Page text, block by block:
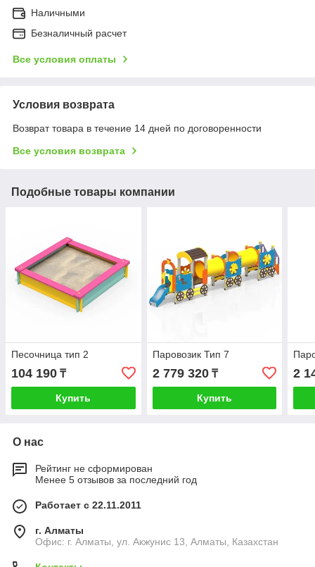
Наличными
Безналичный расчет
Все условия оплаты
Условия возврата
Возврат товара в течение 14 дней по договоренности
Все условия возврата
Подобные товары компании
Песочница тип 2
104 190 ₸
Купить
Паровозик Тип 7
2 779 320₸
Купить
2
О нас
Рейтинг не сформирован
Менее 5 отзывов за последний год
Работает с 22.11.2011
г. Алматы
Офис: г. Алматы, ул. Акжунис 13, Алматы, Казахстан